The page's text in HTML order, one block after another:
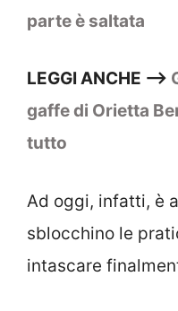
parte è saltata
LEGGI ANCHE –>
gaffe di Orietta
tutto
Ad oggi, infatti, è
sblocchino le
intascare